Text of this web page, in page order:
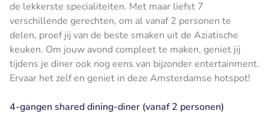
de lekkerste specialiteiten. Met maar liefst 7
verschillende gerechten, om al vanaf 2 personen te
delen, proef jij van de beste smaken uit de Aziatische
keuken. Om jouw avond compleet te maken, geniet jij
tijdens je diner ook nog eens van bijzonder entertainment.
Ervaar het zelf en geniet in deze Amsterdamse hotspot!
4-gangen shared dining-diner (vanaf 2 personen)